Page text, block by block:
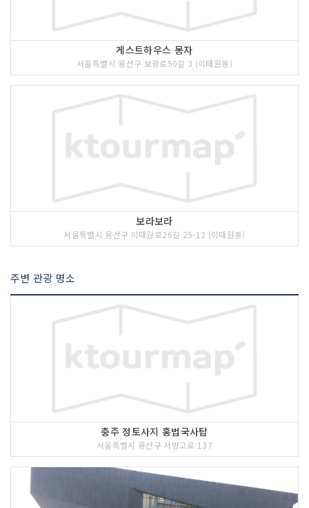
게스트하우스 몽자
서울특별시 용산구 보광로50길 3 (이태원동)
보라보라
서울특별시 용산구 이태원로26길 25-12 (이태원동)
주변 관광 명소
충주 정토사지 홍법국사탑
서울특별시 용산구 서빙고로 137